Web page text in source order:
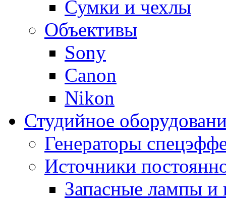
Сумки и чехлы
Объективы
Sony
Canon
Nikon
Студийное
Генераторы
Источники
Запасные лампы и